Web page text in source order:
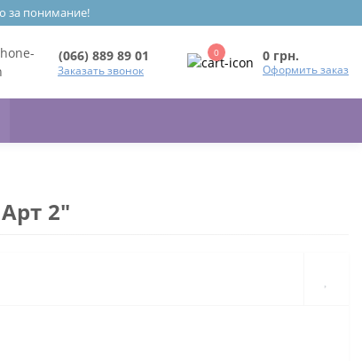
за понимание!
(066) 889 89 01
Заказать звонок
0 0 грн.
Оформить заказ
2"